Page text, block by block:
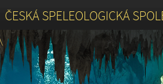
ČESKÁ SPELEOLOGICKÁ